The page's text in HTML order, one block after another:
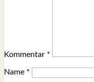
Kommentar *
Name *